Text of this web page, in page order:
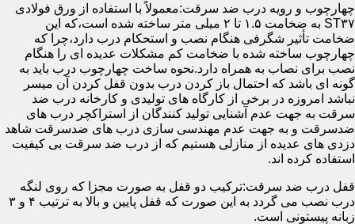
چهارچوب و رویه درب ضد سرقت:معمولاً با استفاده از ورق فولادی
ST۳۷ به ضخامت ۱.۵ تا ۲ میلی متر ساخته شده است،که این
ضخامت تأثیر شگرفی هنگام نصب و استحکام درب دارد،چرا که
چهارچوب ساخته شده با ضخامت کم مشکلات عدیده ای را هنگام
نصب برای نصاب به همراه دارد.نحوه ساخت چهارچوب درب باید به
گونه ای باشد که احتمال باز کردن درب بدون قفل کردن آن میسر
نباشد امروزه در برخی از کارگاه های تولیدی و کارخانه درب ضد
سرقت به جهت عدم آشنایی تولید کنندگان از استراکچر درب های
ضدسرقت و به جهت عدم مهندسی سازی درب های ضدسرقت شاهد
دزدی های عدیده از منازلی هستیم که از درب ضد سرقت بی کیفیت
استفاده کرده اند.
قفل درب ضد سرقت:ترکیب دو قفل به صورت مجزا که روی لنگه
درب نصب می گردد به این صورت که قفل پایین و بالا به ترتیب ۴ و ۳
زبانه پیستونی است.